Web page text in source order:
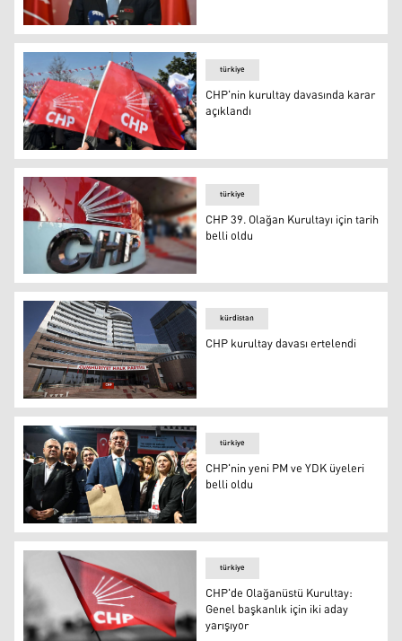
Özgür Özel
CHP'nin kurultay davasında karar açıklandı
türkiye
CHP'nin kurultay davasında karar
açıklandı
CHP 39. Olağan Kurultayı için tarih belli oldu
türkiye
CHP 39. Olağan Kurultayı için tarih
belli oldu
CHP kurultay davası ertelendi
kürdistan
CHP kurultay davası ertelendi
CHP'nin yeni PM ve YDK üyeleri belli oldu
türkiye
CHP'nin yeni PM ve YDK üyeleri
belli oldu
türkiye
CHP'de Olağanüstü Kurultay:
Genel başkanlık için iki aday
yarışıyor